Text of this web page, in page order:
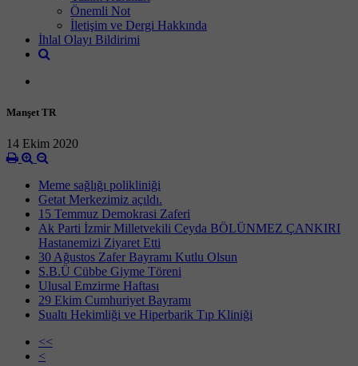
Önemli Not
İletişim ve Dergi Hakkında
İhlal Olayı Bildirimi
Manşet TR
14 Ekim 2020
Meme sağlığı polikliniği
Getat Merkezimiz açıldı.
15 Temmuz Demokrasi Zaferi
Ak Parti İzmir Milletvekili Ceyda BÖLÜNMEZ ÇANKIRI
Hastanemizi Ziyaret Etti
30 Ağustos Zafer Bayramı Kutlu Olsun
S.B.Ü Cübbe Giyme Töreni
Ulusal Emzirme Haftası
29 Ekim Cumhuriyet Bayramı
Sualtı Hekimliği ve Hiperbarik Tıp Kliniği
<<
<